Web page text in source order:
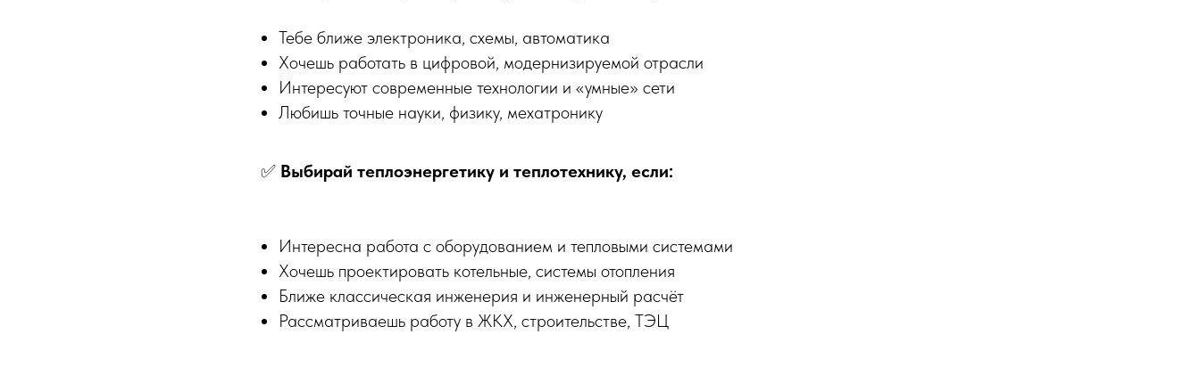
Тебе ближе электроника, схемы, автоматика
Хочешь работать в цифровой, модернизируемой отрасли
Интересуют современные технологии и «умные» сети
Любишь точные науки, физику, мехатронику
✅ Выбирай теплоэнергетику и теплотехнику, если:
Интересна работа с оборудованием и тепловыми системами
Хочешь проектировать котельные, системы отопления
Ближе классическая инженерия и инженерный расчёт
Рассматриваешь работу в ЖКХ, строительстве, ТЭЦ